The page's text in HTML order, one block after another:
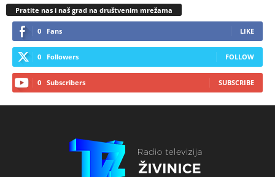
Pratite nas i naš grad na društvenim mrežama
0 Fans LIKE
0 Followers FOLLOW
0 Subscribers SUBSCRIBE